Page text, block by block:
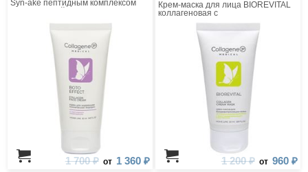
Syn-ake пептидным комплексом
1 700 ₽ от 1 360 ₽
Крем-маска для лица BIOREVITAL
коллагеновая с
восстанавливающим комплексом
1 200 ₽ от 960 ₽